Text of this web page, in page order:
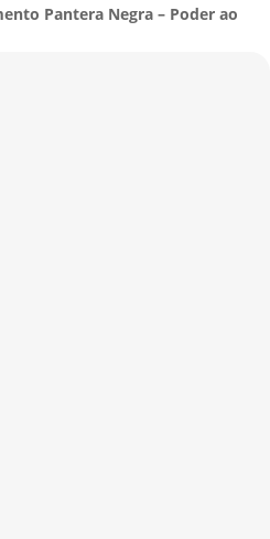
Pantera Negra – Poder ao